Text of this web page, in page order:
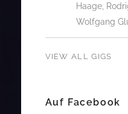
Haage,
Wolfgang
VIEW ALL GIGS
Auf Facebook